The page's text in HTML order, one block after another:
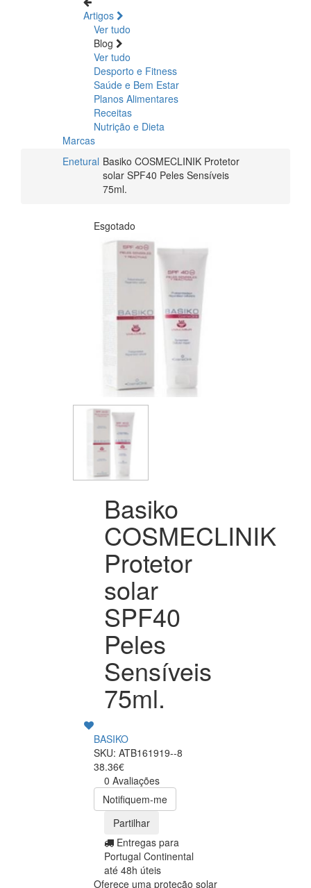
Artigos
Ver tudo
Blog
Ver tudo
Desporto e Fitness
Saúde e Bem Estar
Planos Alimentares
Receitas
Nutrição e Dieta
Marcas
Enetural Basiko COSMECLINIK Protetor
solar SPF40 Peles Sensíveis
75ml.
Esgotado
Basiko
COSMECLINIK
Protetor
solar
SPF40
Peles
Sensíveis
75ml.
BASIKO
SKU: ATB161919--8
38.36€
0 Avaliações
Notifiquem-me
Partilhar
Entregas para
Portugal Continental
até 48h úteis
Oferece uma proteção solar